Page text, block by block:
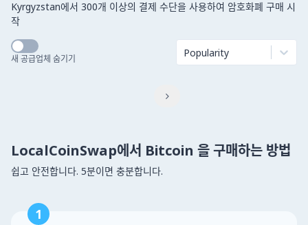
Kyrgyzstan에서 300개 이상의 결제 수단을 사용하여 암호화폐 구매 시
작
새 공급업체 숨기기 Popularity

LocalCoinSwap에서 Bitcoin 을 구매하는 방법
쉽고 안전합니다. 5분이면 충분합니다.
1